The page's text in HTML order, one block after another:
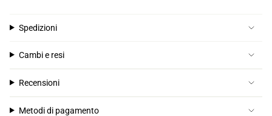
Spedizioni
Cambi e resi
Recensioni
Metodi di pagamento